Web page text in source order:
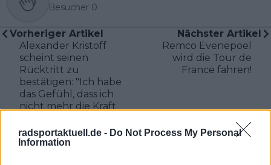
radsportaktuell.de - Do Not Process My Personal
Information
Besucher 0
Vorheriger Artikel
Alexander Kristoff
scheint seinen
Rücktritt zu
bestätigen: "Ich habe
das Gefühl, dass ich
nicht mehr die Kraft
Nächster Artikel
Remco Evenepoel
wird die Tour de
France fahren!